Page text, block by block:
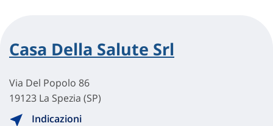
Casa Della Salute Srl
Via Del Popolo 86
19123 La Spezia (SP)
Indicazioni